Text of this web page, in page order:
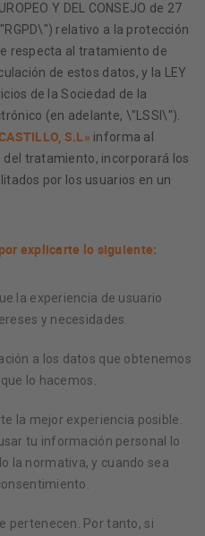
Y DEL CONSEJO de 27
relativo a la protección
respecta al tratamiento de
de estos datos, y la LEY
de la Sociedad de la
(en adelante, \"LSSI\").
S.L»informa al
tratamiento, incorporará los
por los usuarios en un
explicarte lo siguiente:
la experiencia de usuario
y necesidades.
a los datos que obtenemos
lo hacemos.
la mejor experiencia posible.
tu información personal lo
la normativa, y cuando sea
pertenecen. Por tanto, si